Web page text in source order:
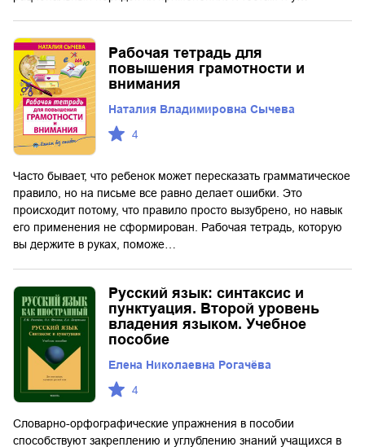
Рабочая тетрадь для
повышения грамотности и
внимания
Наталия Владимировна Сычева
4
Часто бывает, что ребенок может пересказать грамматическое
правило, но на письме все равно делает ошибки. Это
происходит потому, что правило просто вызубрено, но навык
его применения не сформирован. Рабочая тетрадь, которую
вы держите в руках, поможе…
Русский язык: синтаксис и
пунктуация. Второй уровень
владения языком. Учебное
пособие
Елена Николаевна Рогачёва
4
Словарно-орфографические упражнения в пособии
способствуют закреплению и углублению знаний учащихся в